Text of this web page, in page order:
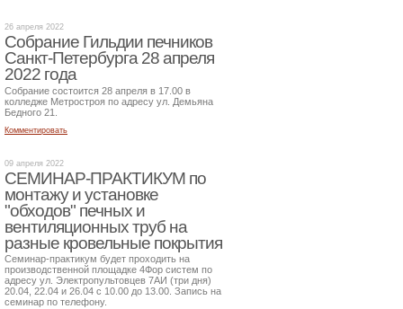
26 апреля 2022
Собрание Гильдии печников
Санкт-Петербурга 28 апреля
2022 года
Собрание состоится 28 апреля в 17.00 в
колледже Метростроя по адресу ул. Демьяна
Бедного 21.
Комментировать
09 апреля 2022
СЕМИНАР-ПРАКТИКУМ по
монтажу и установке
"обходов" печных и
вентиляционных труб на
разные кровельные покрытия
Семинар-практикум будет проходить на
производственной площадке 4Фор систем по
адресу ул. Электропультовцев 7АИ (три дня)
20.04, 22.04 и 26.04 с 10.00 до 13.00. Запись на
семинар по телефону.